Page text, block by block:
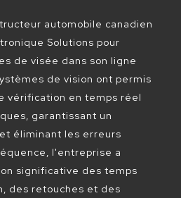
automobile canadien
Solutions pour
de visée dans son ligne
de vision ont permis
vérification en temps réel
garantissant un
éliminant les erreurs
l'entreprise a
significative des temps
des retouches et des